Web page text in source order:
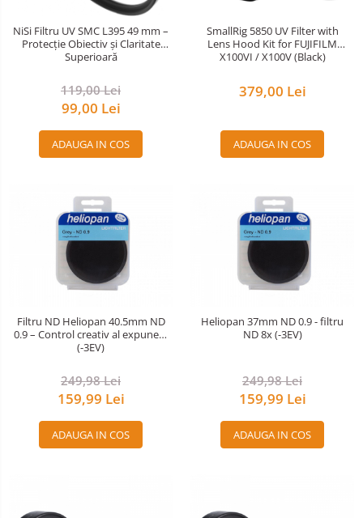
Ocular
Accesorii diverse
NiSi Filtru UV SMC L395 49 mm –
Protecție Obiectiv și Claritate
Superioară
119,00 Lei
99,00 Lei
ADAUGA IN COS
SmallRig 5850 UV Filter with
Lens Hood Kit for FUJIFILM
X100VI / X100V (Black)
379,00 Lei
ADAUGA IN COS
Filtru ND Heliopan 40.5mm ND
0.9 – Control creativ al expunerii
(-3EV)
249,98 Lei
159,99 Lei
ADAUGA IN COS
Heliopan 37mm ND 0.9 - filtru
ND 8x (-3EV)
249,98 Lei
159,99 Lei
ADAUGA IN COS